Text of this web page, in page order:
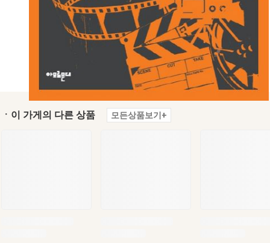
ㆍ이 가게의 다른 상품 모든상품보기+